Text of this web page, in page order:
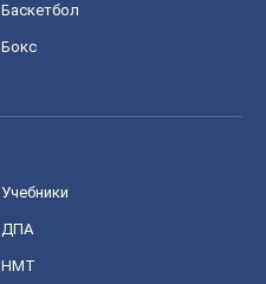
Баскетбол
Бокс
Учебники
ДПА
НМТ